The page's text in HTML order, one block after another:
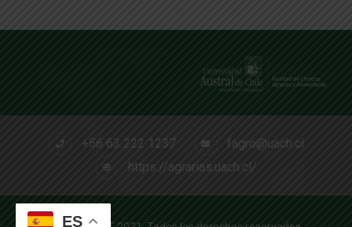
+56 63 222 1237
fagro@uach.cl
https://agrarias.uach.cl/
ES